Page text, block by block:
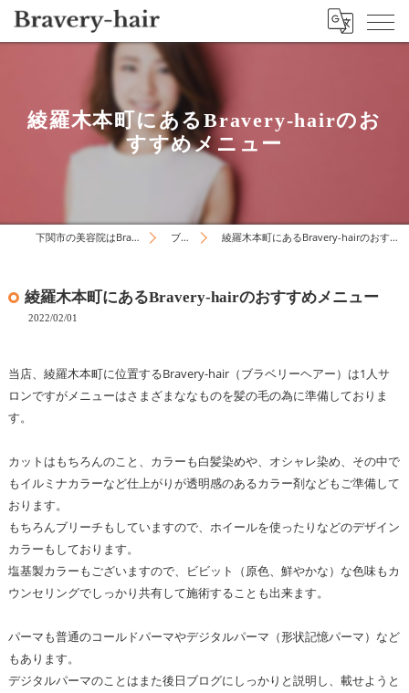
綾羅木本町にあるBravery-hairのお
すすめメニュー
下関市の美容院はBravery-hair ブログ 綾羅木本町にあるBravery-hairのおすすめメニュー
綾羅木本町にあるBravery-hairのおすすめメニュー
2022/02/01
当店、綾羅木本町に位置するBravery-hair（ブラベリーヘアー）は1人サ
ロンですがメニューはさまざまななものを髪の毛の為に準備しておりま
す。
カットはもちろんのこと、カラーも白髪染めや、オシャレ染め、その中で
もイルミナカラーなど仕上がりが透明感のあるカラー剤などもご準備して
おります。
もちろんブリーチもしていますので、ホイールを使ったりなどのデザイン
カラーもしております。
塩基製カラーもございますので、ビビット（原色、鮮やかな）な色味もカ
ウンセリングでしっかり共有して施術することも出来ます。
パーマも普通のコールドパーマやデジタルパーマ（形状記憶パーマ）など
もあります。
デジタルパーマのことはまた後日ブログにしっかりと説明し、載せようと